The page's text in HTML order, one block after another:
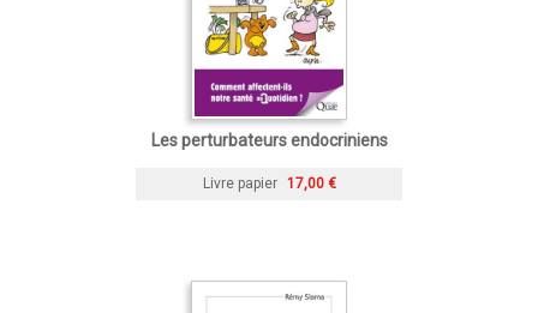
Les perturbateurs endocriniens
Livre papier 17,00 €